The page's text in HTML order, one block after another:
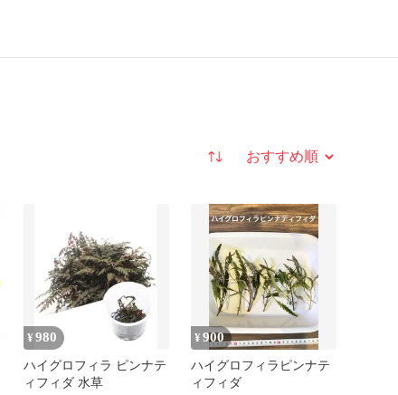
並び替え
¥980
ハイグロフィラ ピンナテ
ィフィダ 水草
¥900
ハイグロフィラピンナテ
ィフィダ